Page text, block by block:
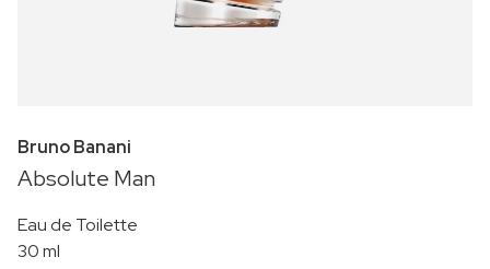
Bruno Banani
Absolute Man
Eau de Toilette
30 ml